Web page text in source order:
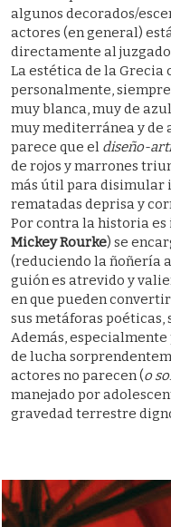
algunos decorados/
actores (en general)
directamente al
La estética de la Grecia
personalmente,
muy blanca, muy de
muy mediterránea y de
parece que el diseño-
de rojos y marrones
más útil para disimular
rematadas deprisa y
Por contra la historia es
Mickey Rourke) se
(reduciendo la ñoñería
guión es atrevido y
en que pueden
sus metáforas poéticas,
Además, especialmente
de lucha
actores no parecen (o
manejado por
gravedad terrestre